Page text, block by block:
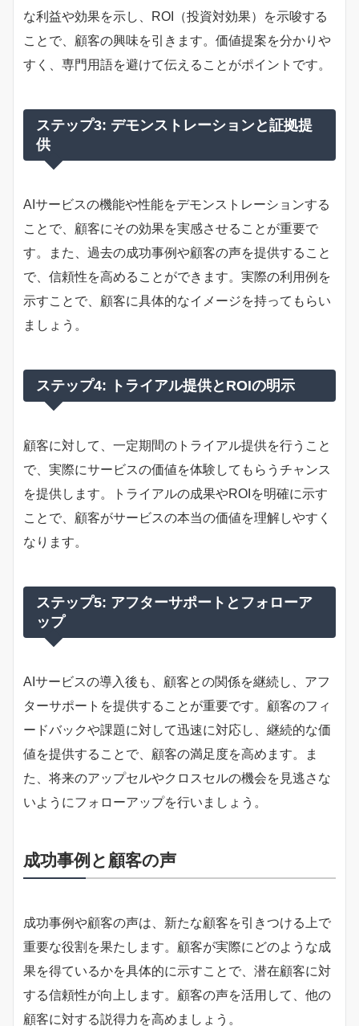
な利益や効果を示し、ROI（投資対効果）を示唆する
ことで、顧客の興味を引きます。価値提案を分かりや
すく、専門用語を避けて伝えることがポイントです。
ステップ3: デモンストレーションと証拠提
供
AIサービスの機能や性能をデモンストレーションする
ことで、顧客にその効果を実感させることが重要で
す。また、過去の成功事例や顧客の声を提供すること
で、信頼性を高めることができます。実際の利用例を
示すことで、顧客に具体的なイメージを持ってもらい
ましょう。
ステップ4: トライアル提供とROIの明示
顧客に対して、一定期間のトライアル提供を行うこと
で、実際にサービスの価値を体験してもらうチャンス
を提供します。トライアルの成果やROIを明確に示す
ことで、顧客がサービスの本当の価値を理解しやすく
なります。
ステップ5: アフターサポートとフォローア
ップ
AIサービスの導入後も、顧客との関係を継続し、アフ
ターサポートを提供することが重要です。顧客のフィ
ードバックや課題に対して迅速に対応し、継続的な価
値を提供することで、顧客の満足度を高めます。ま
た、将来のアップセルやクロスセルの機会を見逃さな
いようにフォローアップを行いましょう。
成功事例と顧客の声
成功事例や顧客の声は、新たな顧客を引きつける上で
重要な役割を果たします。顧客が実際にどのような成
果を得ているかを具体的に示すことで、潜在顧客に対
する信頼性が向上します。顧客の声を活用して、他の
顧客に対する説得力を高めましょう。